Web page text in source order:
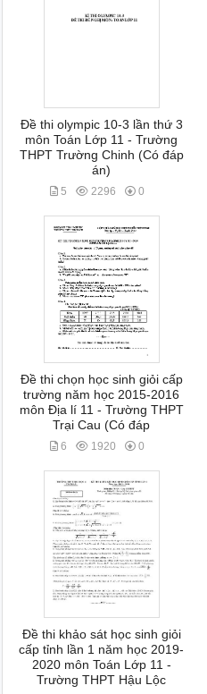
Đề thi olympic 10-3 lần thứ 3
môn Toán Lớp 11 - Trường
THPT Trường Chinh (Có đáp
án)
5 2296 0
Đề thi chọn học sinh giỏi cấp
trường năm học 2015-2016
môn Địa lí 11 - Trường THPT
Trại Cau (Có đáp
6 1920 0
Đề thi khảo sát học sinh giỏi
cấp tỉnh lần 1 năm học 2019-
2020 môn Toán Lớp 11 -
Trường THPT Hậu Lộc